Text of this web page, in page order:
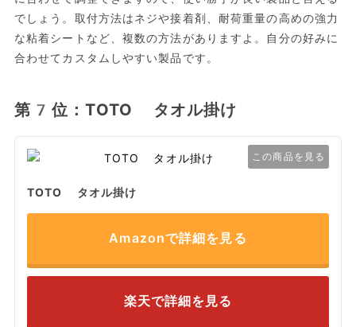
でしょう。取付方法はネジや接着剤、耐荷重量の高めの強力
な粘着シートなど、複数の方法がありますよ。自分の好みに
合わせてカスタムしやすい製品です。
第7位：TOTO タオル掛け
この商品を見る
TOTO タオル掛け
Amazonで詳細を見る
楽天で詳細を見る